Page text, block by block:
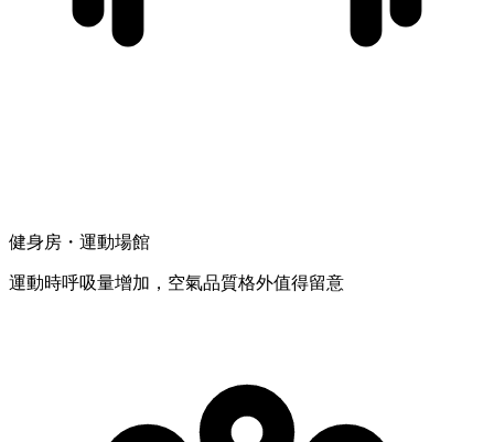
健身房・運動場館
運動時呼吸量增加，空氣品質格外值得留意